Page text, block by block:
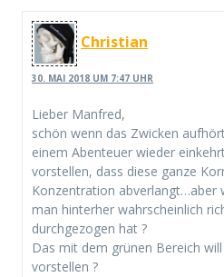
Christian
30. MAI 2018 UM 7:47 UHR
Lieber Manfred,
schön wenn das Zwicken
einem Abenteuer wieder
vorstellen, dass diese ganze
Konzentration abverlangt…aber
man hinterher wahrscheinlich
durchgezogen hat ?
Das mit dem grünen Bereich
vorstellen ?